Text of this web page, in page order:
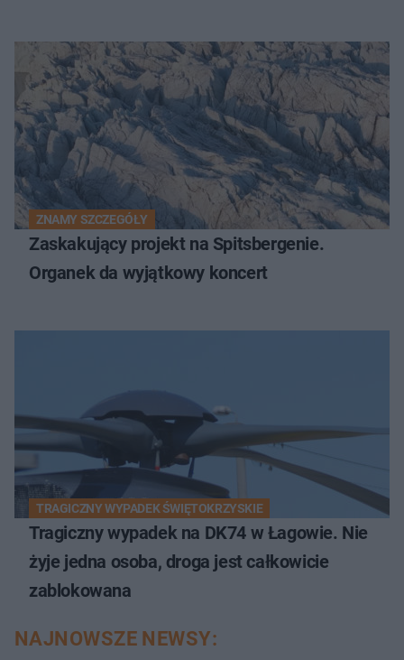
ZNAMY SZCZEGÓŁY
Zaskakujący projekt na Spitsbergenie.
Organek da wyjątkowy koncert
TRAGICZNY WYPADEK ŚWIĘTOKRZYSKIE
Tragiczny wypadek na DK74 w Łagowie. Nie
żyje jedna osoba, droga jest całkowicie
zablokowana
NAJNOWSZE NEWSY: